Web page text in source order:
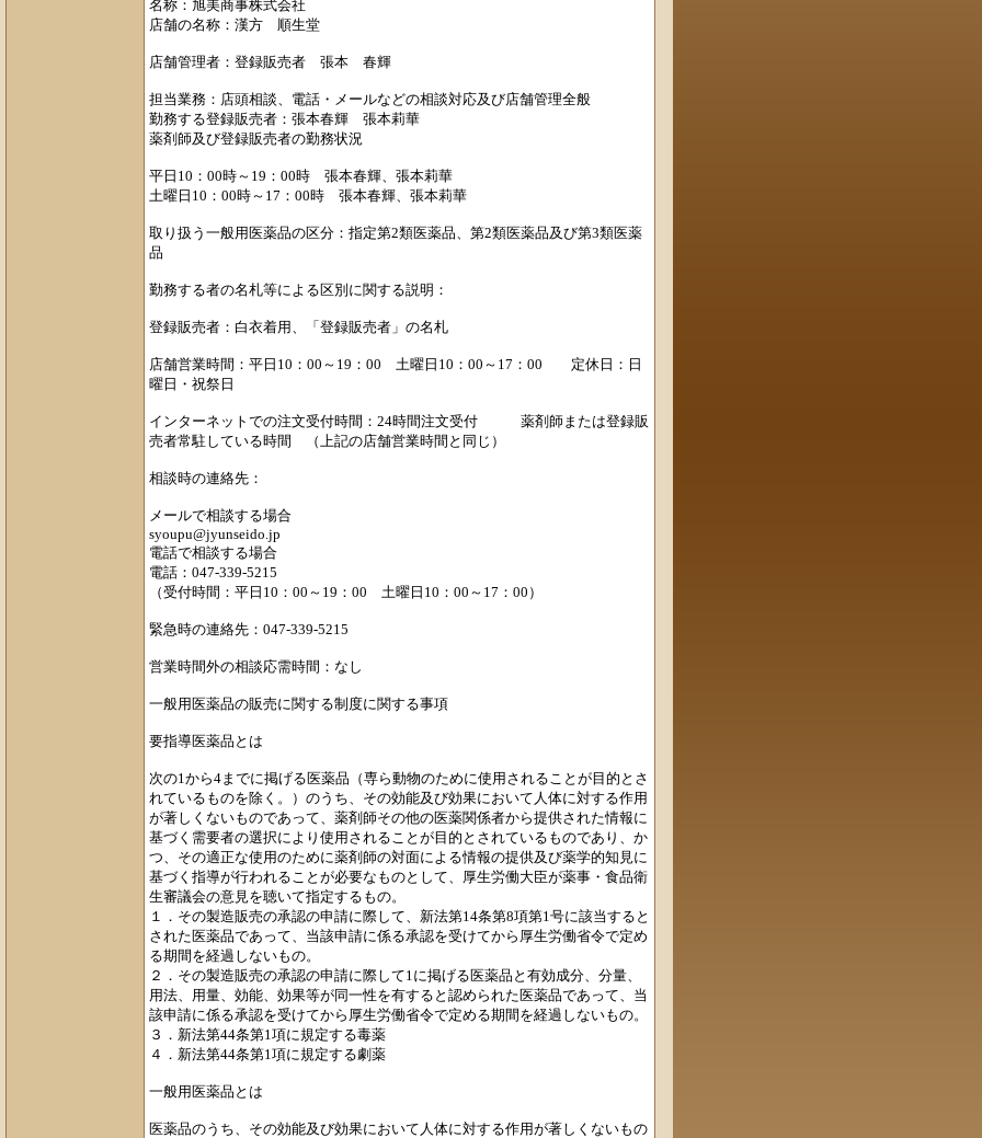
名称：旭美商事株式会社
店舗の名称：漢方 順生堂
店舗管理者：登録販売者 張本 春輝
担当業務：店頭相談、電話・メールなどの相談対応及び店舗管理全般
勤務する登録販売者：張本春輝 張本莉華
薬剤師及び登録販売者の勤務状況
平日10：00時～19：00時 張本春輝、張本莉華
土曜日10：00時～17：00時 張本春輝、張本莉華
取り扱う一般用医薬品の区分：指定第2類医薬品、第2類医薬品及び第3類医薬
品
勤務する者の名札等による区別に関する説明：
登録販売者：白衣着用、「登録販売者」の名札
店舗営業時間：平日10：00～19：00 土曜日10：00～17：00 定休日：日
曜日・祝祭日
インターネットでの注文受付時間：24時間注文受付 薬剤師または登録販
売者常駐している時間 （上記の店舗営業時間と同じ）
相談時の連絡先：
メールで相談する場合
syoupu@jyunseido.jp
電話で相談する場合
電話：047-339-5215
（受付時間：平日10：00～19：00 土曜日10：00～17：00）
緊急時の連絡先：047-339-5215
営業時間外の相談応需時間：なし
一般用医薬品の販売に関する制度に関する事項
要指導医薬品とは
次の1から4までに掲げる医薬品（専ら動物のために使用されることが目的とさ
れているものを除く。）のうち、その効能及び効果において人体に対する作用
が著しくないものであって、薬剤師その他の医薬関係者から提供された情報に
基づく需要者の選択により使用されることが目的とされているものであり、か
つ、その適正な使用のために薬剤師の対面による情報の提供及び薬学的知見に
基づく指導が行われることが必要なものとして、厚生労働大臣が薬事・食品衛
生審議会の意見を聴いて指定するもの。
１．その製造販売の承認の申請に際して、新法第14条第8項第1号に該当すると
された医薬品であって、当該申請に係る承認を受けてから厚生労働省令で定め
る期間を経過しないもの。
２．その製造販売の承認の申請に際して1に掲げる医薬品と有効成分、分量、
用法、用量、効能、効果等が同一性を有すると認められた医薬品であって、当
該申請に係る承認を受けてから厚生労働省令で定める期間を経過しないもの。
３．新法第44条第1項に規定する毒薬
４．新法第44条第1項に規定する劇薬
一般用医薬品とは
医薬品のうち、その効能及び効果において人体に対する作用が著しくないもの